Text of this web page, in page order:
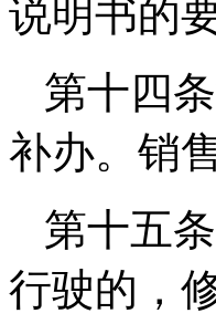
说明书的
第十四
补办。销
第十五
行驶的，